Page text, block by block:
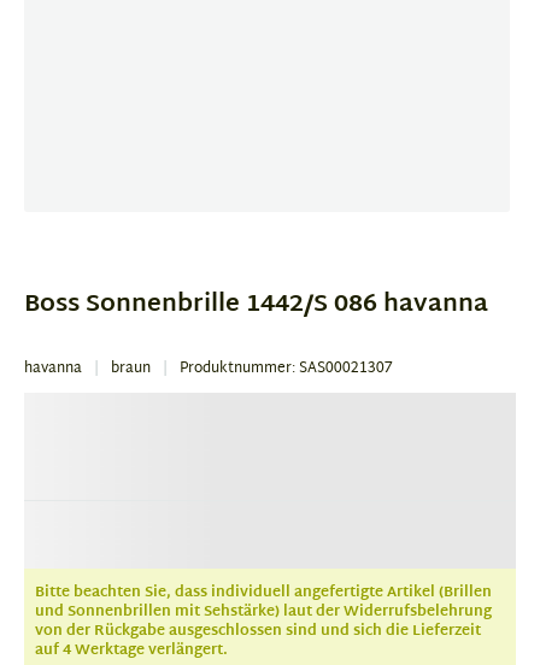
4
Boss Sonnenbrille 1442/S 086 havanna
havanna braun Produktnummer: SAS00021307
Bitte beachten Sie, dass individuell angefertigte Artikel (Brillen
und Sonnenbrillen mit Sehstärke) laut der Widerrufsbelehrung
von der Rückgabe ausgeschlossen sind und sich die Lieferzeit
auf 4 Werktage verlängert.